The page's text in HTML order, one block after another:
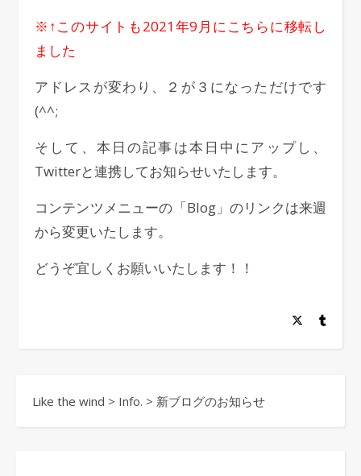
※↑このサイトも2021年9月にこちらに移転し
ました
アドレスが変わり、２が３になっただけです
(^^;
そして、本日の記事は本日中にアップし、
Twitterと連携してお知らせいたします。
コンテンツメニューの「Blog」のリンクは来週
から変更いたします。
どうぞ宜しくお願いいたします！！
Like the wind > Info. > 新ブログのお知らせ